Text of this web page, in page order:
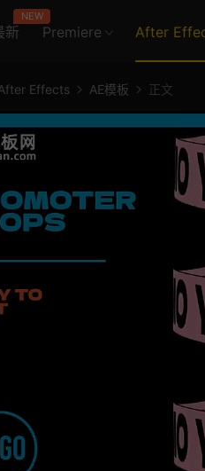
新
NEW
Premiere After
Effects AE模板 正文